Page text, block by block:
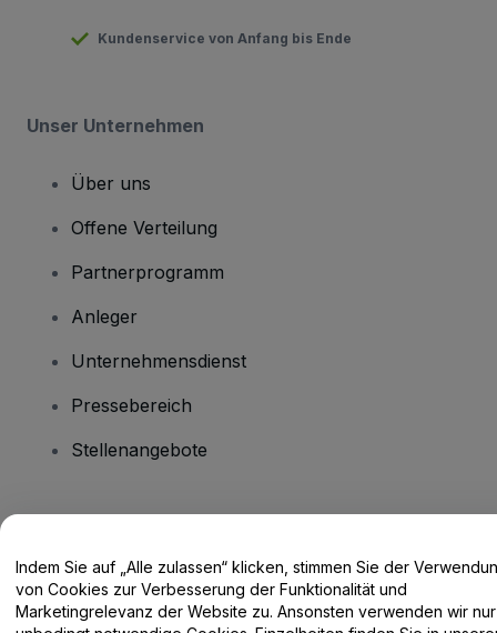
Kundenservice von Anfang bis Ende
Unser Unternehmen
Über uns
Offene Verteilung
Partnerprogramm
Anleger
Unternehmensdienst
Pressebereich
Stellenangebote
Hilfe-Center / Kontakt
Indem Sie auf „Alle zulassen“ klicken, stimmen Sie der
von Cookies zur Verbesserung der Funktionalität und
Marketingrelevanz der Website zu. Ansonsten verwenden wir nur